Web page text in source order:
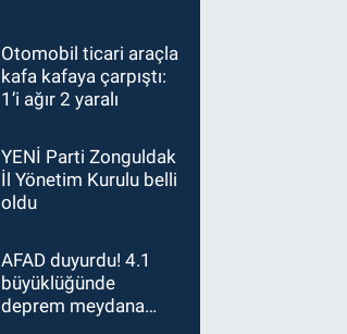
Otomobil ticari araçla
kafa kafaya çarpıştı:
1’i ağır 2 yaralı
YENİ Parti Zonguldak
İl Yönetim Kurulu belli
oldu
AFAD duyurdu! 4.1
büyüklüğünde
deprem meydana